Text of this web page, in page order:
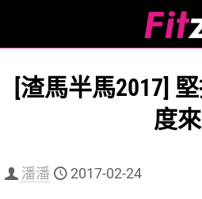
[渣馬半馬2017]
度來
潘潘 2017-02-24